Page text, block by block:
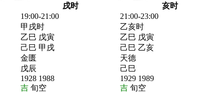
戌时
亥时
19:00-21:00
21:00-23:00
甲戌时
乙亥时
乙巳 戊寅
己巳 甲戌
乙巳 戊寅
己巳 乙亥
金匮
天德
戊辰
1928 1988
己巳
1929 1989
吉 旬空 吉 旬空